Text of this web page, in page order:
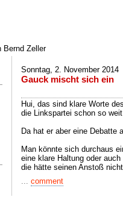
Bernd Zeller
Sonntag, 2. November 2014
Gauck mischt sich ein
Hui, das sind klare Worte
die Linkspartei schon so
Da hat er aber eine Debatte
Man könnte sich durchaus
eine klare Haltung oder
die hätte seinen Anstoß
... comment